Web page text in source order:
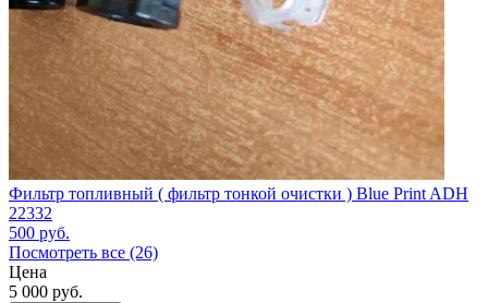
Фильтр топливный ( фильтр тонкой очистки ) Blue Print ADH
22332
500 руб.
Посмотреть все (26)
Цена
5 000 руб.